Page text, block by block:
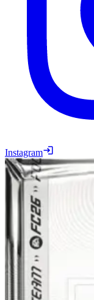
Instagram